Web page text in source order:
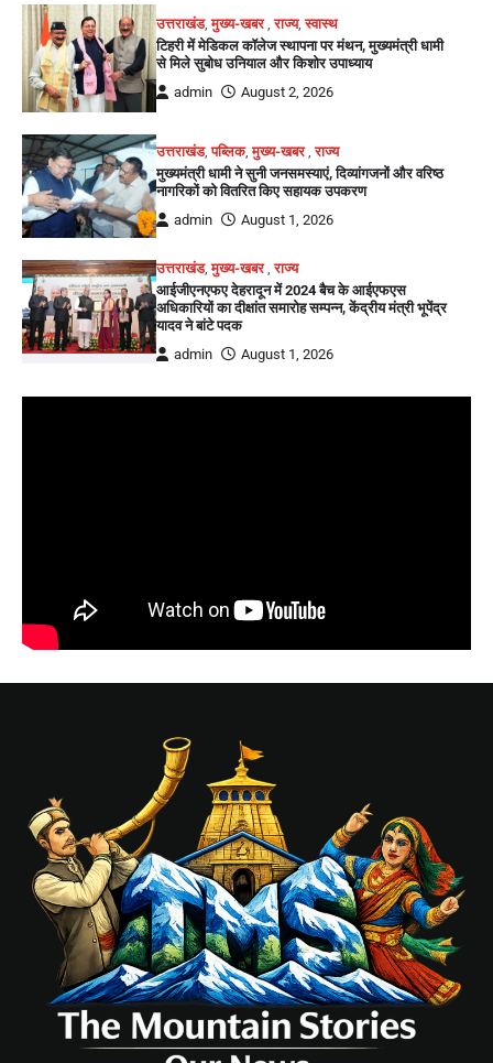
उत्तराखंड,मुख्य-खबर,राज्य,स्वास्थ
टिहरी में मेडिकल कॉलेज स्थापना पर मंथन, मुख्यमंत्री धामी
से मिले सुबोध उनियाल और किशोर उपाध्याय
admin
August 2, 2026
उत्तराखंड,पब्लिक,मुख्य-खबर,राज्य
मुख्यमंत्री धामी ने सुनी जनसमस्याएं, दिव्यांगजनों और वरिष्ठ
नागरिकों को वितरित किए सहायक उपकरण
admin
August 1, 2026
उत्तराखंड,मुख्य-खबर,राज्य
आईजीएनएफए देहरादून में 2024 बैच के आईएफएस
अधिकारियों का दीक्षांत समारोह सम्पन्न, केंद्रीय मंत्री भूपेंद्र
यादव ने बांटे पदक
admin
August 1, 2026